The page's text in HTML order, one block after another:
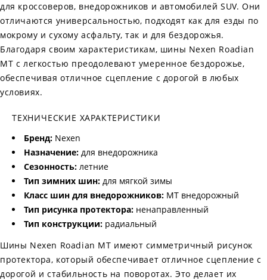
для кроссоверов, внедорожников и автомобилей SUV. Они
отличаются универсальностью, подходят как для езды по
мокрому и сухому асфальту, так и для бездорожья.
Благодаря своим характеристикам, шины Nexen Roadian
MT с легкостью преодолевают умеренное бездорожье,
обеспечивая отличное сцепление с дорогой в любых
условиях.
ТЕХНИЧЕСКИЕ ХАРАКТЕРИСТИКИ
Бренд: Nexen
Назначение: для внедорожника
Сезонность: летние
Тип зимних шин: для мягкой зимы
Класс шин для внедорожников: MT внедорожный
Тип рисунка протектора: ненаправленный
Тип конструкции: радиальный
Шины Nexen Roadian MT имеют симметричный рисунок
протектора, который обеспечивает отличное сцепление с
дорогой и стабильность на поворотах. Это делает их